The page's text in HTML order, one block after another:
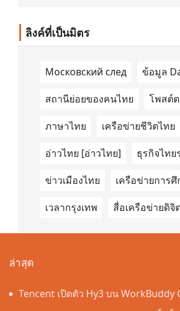
ลิงค์ที่เป็นมิตร
Московский след ข้อมูล
สถานีย่อยของคนไทย โพสต์
ภาษาไทย เครือข่ายชีวิตไทย
อ่าวไทย [อ่าวไทย] ธุรกิจไทย
ข่าวเมืองไทย เครือข่ายการ
เวลากรุงเทพ สื่อเครือข่ายดิจิ
ล่าสุด
Tencent เปิดตัว Hy3 บน